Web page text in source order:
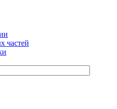
частей